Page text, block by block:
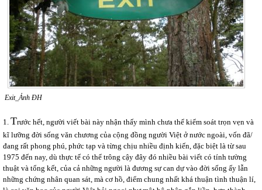
Exit_Ảnh ĐH
1. Trước hết, người viết bài này nhận thấy mình chưa thể kiểm soát trọn vẹn và
kĩ lưỡng đời sống văn chương của cộng đồng người Việt ở nước ngoài, vốn đã/
đang rất phong phú, phức tạp và từng chịu nhiều định kiến, đặc biệt là từ sau
1975 đến nay, dù thực tế có thể trông cậy đây đó nhiều bài viết có tính tường
thuật và tổng kết, của cả những người là đương sự can dự vào đời sống ấy lẫn
những chứng nhân quan sát, mà cơ hồ, điểm chung nhất khá thuận tình thuận lí,